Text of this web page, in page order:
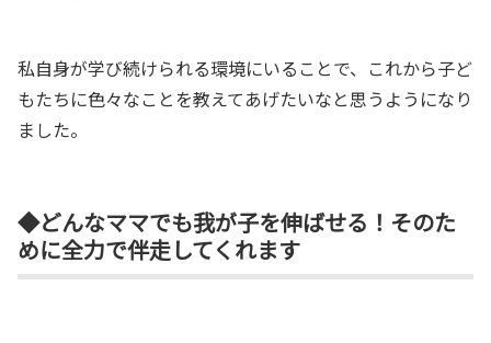
私自身が学び続けられる環境にいることで、これから子ど
もたちに色々なことを教えてあげたいなと思うようになり
ました。
◆どんなママでも我が子を伸ばせる！そのた
めに全力で伴走してくれます